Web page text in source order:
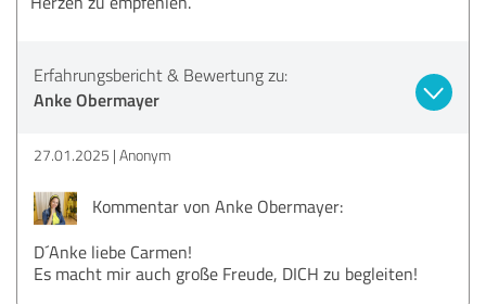
Erfahrungsbericht & Bewertung zu:
Anke Obermayer
27.01.2025 Anonym
Kommentar von Anke Obermayer:
D´Anke liebe Carmen!
Es macht mir auch große Freude, DICH zu begleiten!